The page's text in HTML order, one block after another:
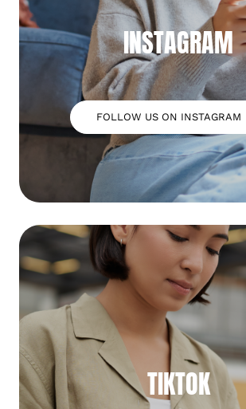
INSTAGRAM
FOLLOW US ON INSTAGRAM
TIKTOK